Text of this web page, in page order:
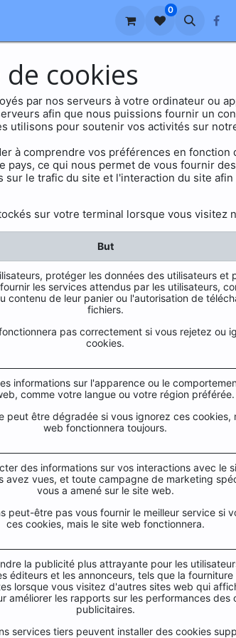
À propos de nous Blog FAQ
0
cookies
par nos serveurs à votre ordinateur ou
afin que nous puissions fournir un
utilisons pour soutenir vos activités sur
à comprendre vos préférences en
pays, ce qui nous permet de vous fournir
sur le trafic du site et l'interaction du site
sur votre terminal lorsque vous visitez
But
protéger les données des utilisateurs et
les services attendus par les utilisateurs,
contenu de leur panier ou l'autorisation de
fichiers.
pas correctement si vous rejetez ou
cookies.
informations sur l'apparence ou le
comme votre langue ou votre région préférée.
peut être dégradée si vous ignorez ces cookies,
web fonctionnera toujours.
des informations sur vos interactions avec le
avez vues, et toute campagne de marketing
vous a amené sur le site web.
peut-être pas vous fournir le meilleur service si
ces cookies, mais le site web fonctionnera.
la publicité plus attrayante pour les
éditeurs et les annonceurs, tels que la
lorsque vous visitez d'autres sites web qui
améliorer les rapports sur les performances des
publicitaires.
services tiers peuvent installer des cookies